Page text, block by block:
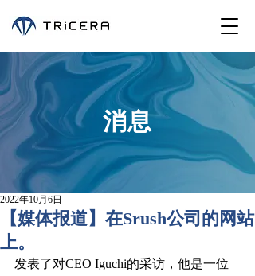
消息
【媒体报道】在Srush公司的网站
上。
2022年10月6日
发表了对CEO Iguchi的采访，他是一位